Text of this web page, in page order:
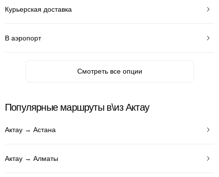
Курьерская доставка
В аэропорт
Смотреть все опции
Популярные маршруты в\из Актау
Актау → Астана
Актау → Алматы